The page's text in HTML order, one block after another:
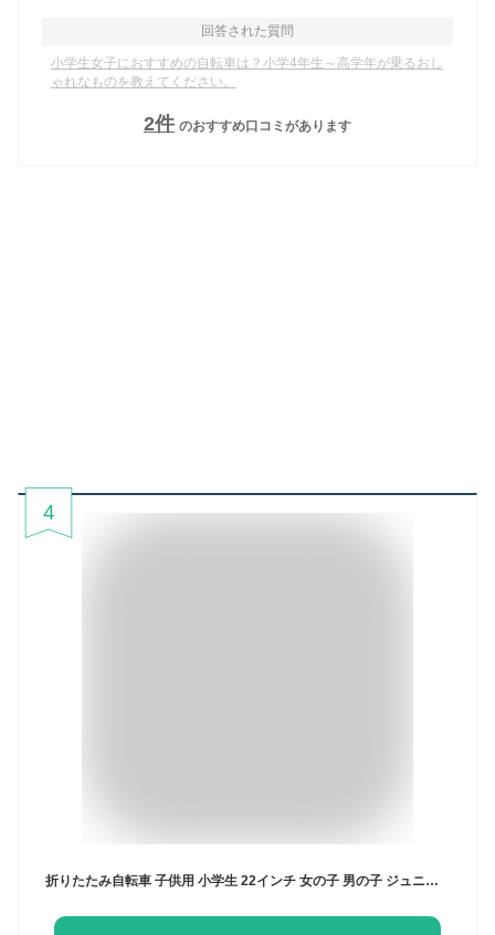
回答された質問
小学生女子におすすめの自転車は？小学4年生～高学年が乗るおし
ゃれなものを教えてください。
2件 のおすすめ口コミがあります
4